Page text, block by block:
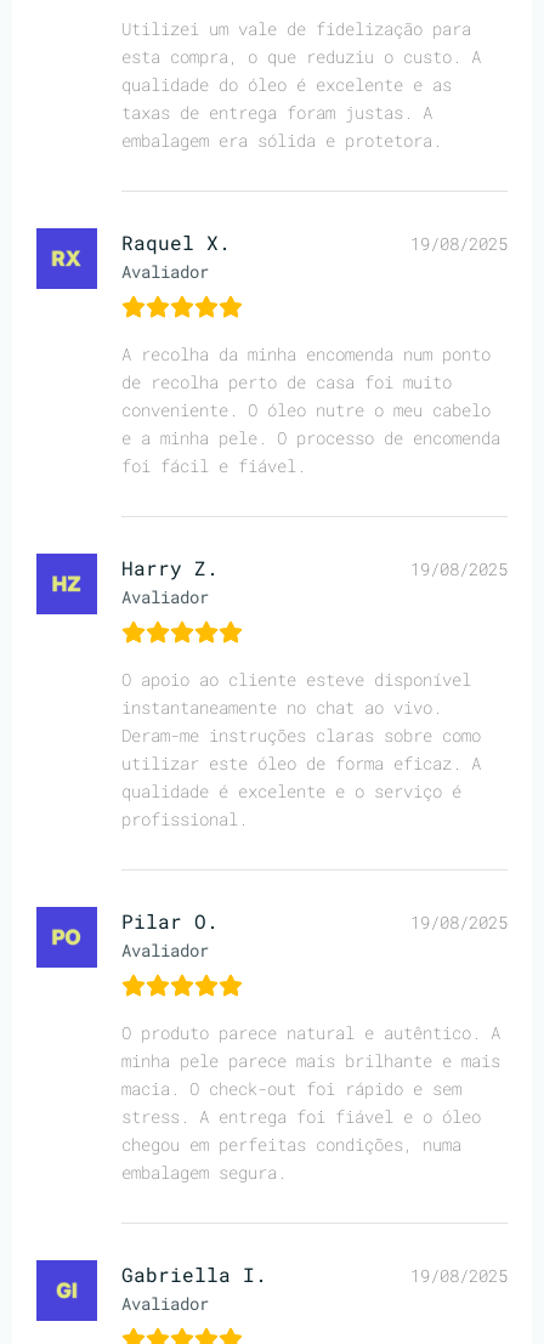
Utilizei um vale de fidelização para
esta compra, o que reduziu o custo. A
qualidade do óleo é excelente e as
taxas de entrega foram justas. A
embalagem era sólida e protetora.
Raquel X.
Avaliador
19/08/2025
A recolha da minha encomenda num ponto
de recolha perto de casa foi muito
conveniente. O óleo nutre o meu cabelo
e a minha pele. O processo de encomenda
foi fácil e fiável.
Harry Z.
Avaliador
19/08/2025
O apoio ao cliente esteve disponível
instantaneamente no chat ao vivo.
Deram-me instruções claras sobre como
utilizar este óleo de forma eficaz. A
qualidade é excelente e o serviço é
profissional.
Pilar O.
Avaliador
19/08/2025
O produto parece natural e autêntico. A
minha pele parece mais brilhante e mais
macia. O check-out foi rápido e sem
stress. A entrega foi fiável e o óleo
chegou em perfeitas condições, numa
embalagem segura.
Gabriella I.
Avaliador
19/08/2025